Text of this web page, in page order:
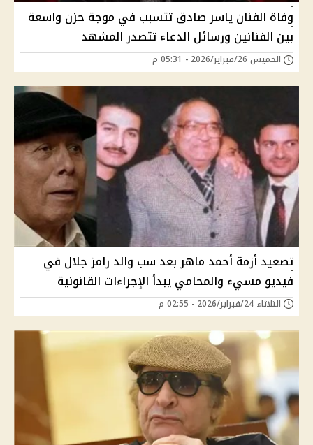
وفاة الفنان ياسر صادق تتسبب في موجة حزن واسعة
بين الفنانين ورسائل الدعاء تتصدر المشهد
الخميس 26/فبراير/2026 - 05:31 م
تصعيد أزمة أحمد ماهر بعد سب والد رامز جلال في
فيديو مسيء والمحامي يبدأ الإجراءات القانونية
الثلاثاء 24/فبراير/2026 - 02:55 م